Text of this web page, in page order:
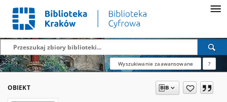
Wyszukiwanie zaawansowane ?
OBIEKT